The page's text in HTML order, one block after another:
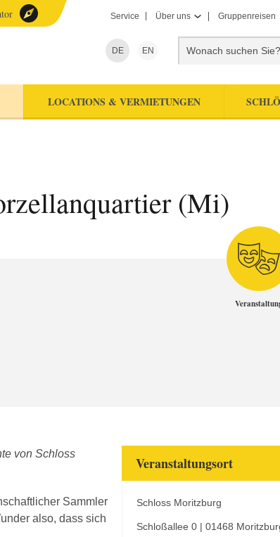
Service Über uns Gruppenreisen
DE EN
LOCATIONS & VERMIETUNGEN
(Mi)
von Schloss
Sammler
also, dass sich
Veranstaltungsort
Schloss Moritzburg
Schloßallee 0 | 01468